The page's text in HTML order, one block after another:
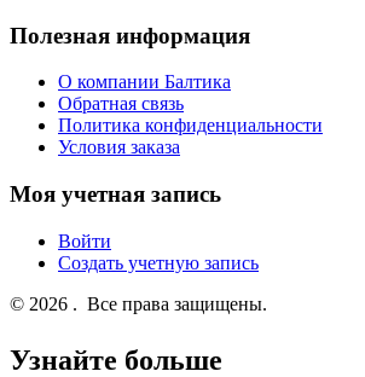
Полезная информация
О компании Балтика
Обратная связь
Политика конфиденциальности
Условия заказа
Моя учетная запись
Войти
Создать учетную запись
© 2026 . Все права защищены.
Узнайте больше